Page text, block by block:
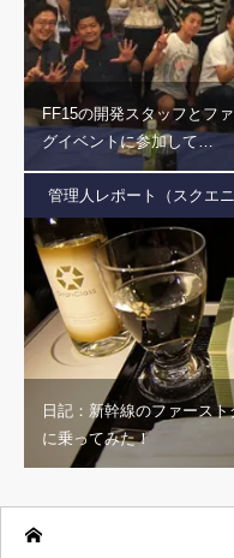
FF15の開発スタッフとフ
グイベントに参加して…
管理人レポート（スクエニ
日記：新幹線のファース
に乗ってみた！